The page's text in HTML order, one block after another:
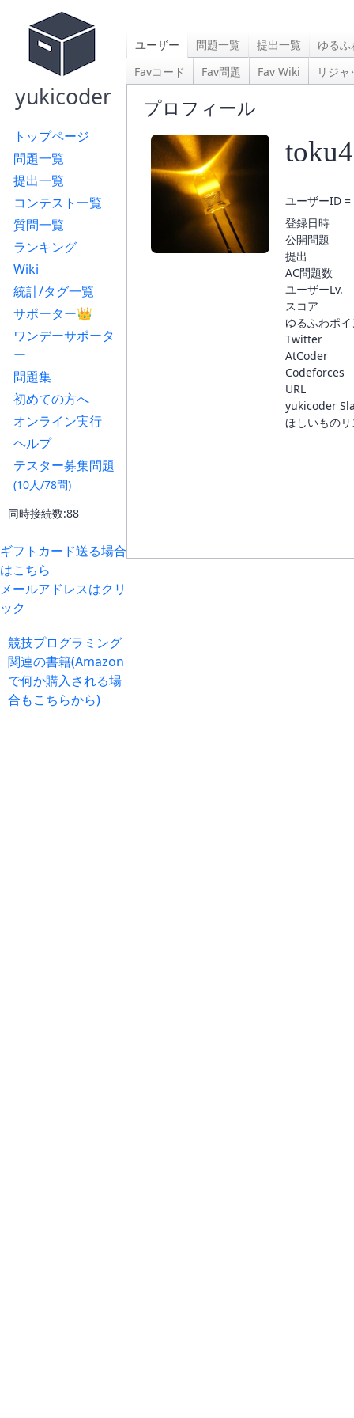
yukicoder
トップページ
問題一覧
提出一覧
コンテスト一覧
質問一覧
ランキング
Wiki
統計/タグ一覧
サポーター👑
ワンデーサポータ
ー
問題集
初めての方へ
オンライン実行
ヘルプ
テスター募集問題
(10人/78問)
同時接続数:88
ギフトカード送る場合
はこちら
メールアドレスはクリ
ック
競技プログラミング
関連の書籍(Amazon
で何か購入される場
合もこちらから)
ユーザー 問題一覧 提出一覧
ゆる
Favコード
Fav問題 Fav Wiki リジ
プロフィール
ユーザーID
登録日時
公開問題
提出
AC問題数
ユーザーLv.
スコア
ゆるふわポ
Twitter
AtCoder
Codeforces
URL
yukicoder
ほしいもの